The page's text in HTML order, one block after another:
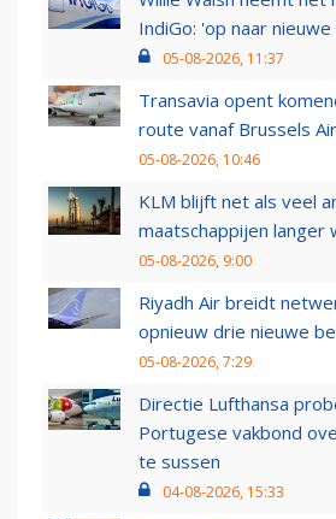
IndiGo: 'op naar
05-08-2026, 11:37
Transavia opent
route vanaf Brussels
05-08-2026, 10:46
KLM blijft net als veel
maatschappijen langer
05-08-2026, 9:00
Riyadh Air breidt
opnieuw drie nieuwe
05-08-2026, 7:29
Directie Lufthansa
Portugese vakbond
te sussen
04-08-2026, 15:33